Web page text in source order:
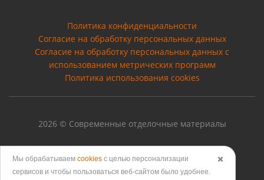
Политика конфиденциальности
Согласие на обработку персональных данных
Cогласие на обработку персональных данных с
использованием метрических программ
Политика использования cookies
2026 © Современные отделочные материалы
Версия для печати
✖️
Мы обрабатываем cookies с целью персонализации
сервисов и чтобы пользоваться веб-сайтом было удобнее.